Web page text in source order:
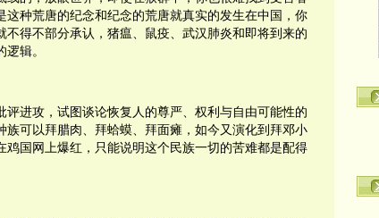
这种荒唐的纪念和纪念的荒唐就真实的发生在中国，你
不得不部分承认，猪瘟、鼠疫、武汉肺炎和即将到来的
辑。
评进攻，试图谈论恢复人的尊严、权利与自由可能性的
族可以拜腊肉、拜蛤蟆、拜面瘫，如今又演化到拜邓小
鸡国网上爆红，只能说明这个民族一切的苦难都是配得